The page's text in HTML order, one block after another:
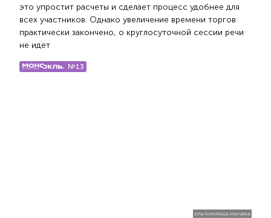
это упростит расчеты и сделает процесс удобнее для
всех участников. Однако увеличение времени торгов
практически закончено, о круглосуточной сессии речи
не идет
№13
EPA/KIMIMASA MAYAMA